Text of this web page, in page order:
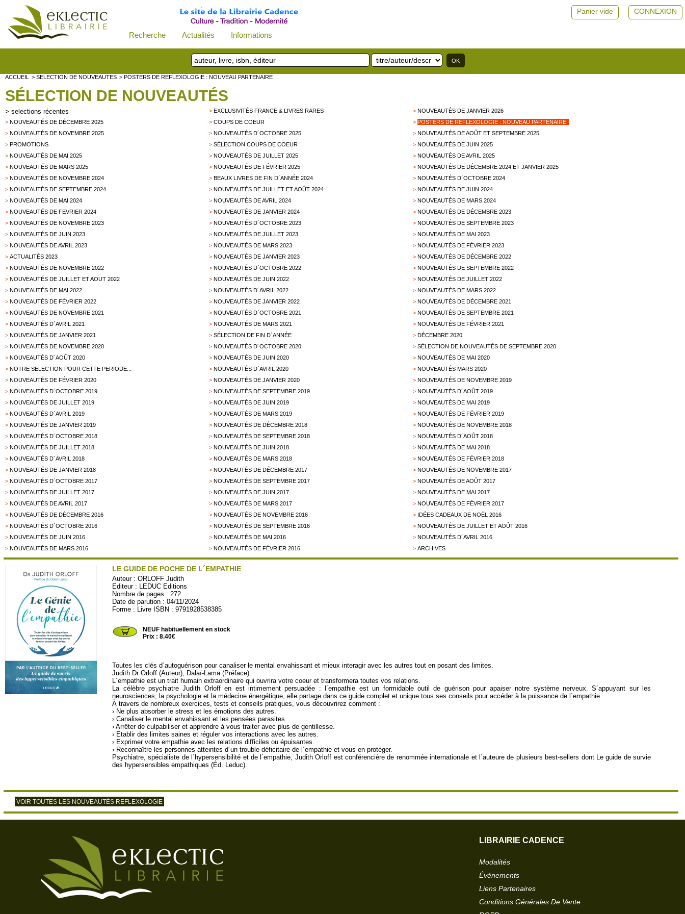
Recherche Actualités Informations
CONNEXION
Panier vide
ACCUEIL > SELECTION DE NOUVEAUTES > POSTERS DE REFLEXOLOGIE : NOUVEAU PARTENAIRE
SÉLECTION DE NOUVEAUTÉS
> selections récentes >EXCLUSIVITÉS FRANCE & LIVRES RARES >NOUVEAUTÉS DE JANVIER 2026
> NOUVEAUTÉS DE DÉCEMBRE 2025 >COUPS DE COEUR > POSTERS DE REFLEXOLOGIE : NOUVEAU PARTENAIRE
> NOUVEAUTÉS DE NOVEMBRE 2025 >NOUVEAUTÉS D´OCTOBRE 2025 >NOUVEAUTÉS DE AOÛT ET SEPTEMBRE 2025
> PROMOTIONS >SÉLECTION COUPS DE COEUR >NOUVEAUTÉS DE JUIN 2025
> NOUVEAUTÉS DE MAI 2025 >NOUVEAUTÉS DE JUILLET 2025 >NOUVEAUTÉS DE AVRIL 2025
> NOUVEAUTÉS DE MARS 2025 >NOUVEAUTÉS DE FÉVRIER 2025 >NOUVEAUTÉS DE DÉCEMBRE 2024 ET JANVIER 2025
> NOUVEAUTÉS DE NOVEMBRE 2024 >BEAUX LIVRES DE FIN D´ANNÉE 2024 >NOUVEAUTÉS D´OCTOBRE 2024
> NOUVEAUTÉS DE SEPTEMBRE 2024 >NOUVEAUTÉS DE JUILLET ET AOÛT 2024 >NOUVEAUTÉS DE JUIN 2024
> NOUVEAUTÉS DE MAI 2024 >NOUVEAUTÉS DE AVRIL 2024 >NOUVEAUTÉS DE MARS 2024
> NOUVEAUTÉS DE FEVRIER 2024 >NOUVEAUTÉS DE JANVIER 2024 >NOUVEAUTÉS DE DÉCEMBRE 2023
> NOUVEAUTÉS DE NOVEMBRE 2023 >NOUVEAUTÉS D´OCTOBRE 2023 >NOUVEAUTÉS DE SEPTEMBRE 2023
> NOUVEAUTÉS DE JUIN 2023 >NOUVEAUTÉS DE JUILLET 2023 >NOUVEAUTÉS DE MAI 2023
> NOUVEAUTÉS DE AVRIL 2023 >NOUVEAUTÉS DE MARS 2023 >NOUVEAUTÉS DE FÉVRIER 2023
> ACTUALITÉS 2023 >NOUVEAUTÉS DE JANVIER 2023 >NOUVEAUTÉS DE DÉCEMBRE 2022
> NOUVEAUTÉS DE NOVEMBRE 2022 >NOUVEAUTÉS D´OCTOBRE 2022 >NOUVEAUTÉS DE SEPTEMBRE 2022
> NOUVEAUTÉS DE JUILLET ET AOUT 2022 >NOUVEAUTÉS DE JUIN 2022 >NOUVEAUTÉS DE JUILLET 2022
> NOUVEAUTÉS DE MAI 2022 >NOUVEAUTÉS D´AVRIL 2022 >NOUVEAUTÉS DE MARS 2022
> NOUVEAUTÉS DE FÉVRIER 2022 >NOUVEAUTÉS DE JANVIER 2022 >NOUVEAUTÉS DE DÉCEMBRE 2021
> NOUVEAUTÉS DE NOVEMBRE 2021 >NOUVEAUTÉS D´OCTOBRE 2021 >NOUVEAUTÉS DE SEPTEMBRE 2021
> NOUVEAUTÉS D´AVRIL 2021 >NOUVEAUTÉS DE MARS 2021 >NOUVEAUTÉS DE FÉVRIER 2021
> NOUVEAUTÉS DE JANVIER 2021 >SÉLECTION DE FIN D´ANNÉE >DÉCEMBRE 2020
> NOUVEAUTÉS DE NOVEMBRE 2020 >NOUVEAUTÉS D´OCTOBRE 2020 >SÉLECTION DE NOUVEAUTÉS DE SEPTEMBRE 2020
> NOUVEAUTÉS D´AOÛT 2020 >NOUVEAUTÉS DE JUIN 2020 >NOUVEAUTÉS DE MAI 2020
> NOTRE SELECTION POUR CETTE PERIODE... >NOUVEAUTÉS D´AVRIL 2020 >NOUVEAUTÉS MARS 2020
> NOUVEAUTÉS DE FÉVRIER 2020 >NOUVEAUTÉS DE JANVIER 2020 >NOUVEAUTÉS DE NOVEMBRE 2019
> NOUVEAUTÉS D´OCTOBRE 2019 >NOUVEAUTÉS DE SEPTEMBRE 2019 >NOUVEAUTÉS D´AOÛT 2019
> NOUVEAUTÉS DE JUILLET 2019 >NOUVEAUTÉS DE JUIN 2019 >NOUVEAUTÉS DE MAI 2019
> NOUVEAUTÉS D´AVRIL 2019 >NOUVEAUTÉS DE MARS 2019 >NOUVEAUTÉS DE FÉVRIER 2019
> NOUVEAUTÉS DE JANVIER 2019 >NOUVEAUTÉS DE DÉCEMBRE 2018 >NOUVEAUTÉS DE NOVEMBRE 2018
> NOUVEAUTÉS D´OCTOBRE 2018 >NOUVEAUTÉS DE SEPTEMBRE 2018 >NOUVEAUTÉS D´AOÛT 2018
> NOUVEAUTÉS DE JUILLET 2018 >NOUVEAUTÉS DE JUIN 2018 >NOUVEAUTÉS DE MAI 2018
> NOUVEAUTÉS D´AVRIL 2018 >NOUVEAUTÉS DE MARS 2018 >NOUVEAUTÉS DE FÉVRIER 2018
> NOUVEAUTÉS DE JANVIER 2018 >NOUVEAUTÉS DE DÉCEMBRE 2017 >NOUVEAUTÉS DE NOVEMBRE 2017
> NOUVEAUTÉS D´OCTOBRE 2017 >NOUVEAUTÉS DE SEPTEMBRE 2017 >NOUVEAUTÉS DE AOÛT 2017
> NOUVEAUTÉS DE JUILLET 2017 >NOUVEAUTÉS DE JUIN 2017 >NOUVEAUTÉS DE MAI 2017
> NOUVEAUTÉS DE AVRIL 2017 >NOUVEAUTÉS DE MARS 2017 >NOUVEAUTÉS DE FÉVRIER 2017
> NOUVEAUTÉS DE DÉCEMBRE 2016 >NOUVEAUTÉS DE NOVEMBRE 2016 > IDÉES CADEAUX DE NOËL 2016
> NOUVEAUTÉS D´OCTOBRE 2016 >NOUVEAUTÉS DE SEPTEMBRE 2016 >NOUVEAUTÉS DE JUILLET ET AOÛT 2016
> NOUVEAUTÉS DE JUIN 2016 >NOUVEAUTÉS DE MAI 2016 >NOUVEAUTÉS D´AVRIL 2016
> NOUVEAUTÉS DE MARS 2016 >NOUVEAUTÉS DE FÉVRIER 2016 >ARCHIVES
LE GUIDE DE POCHE DE L´EMPATHIE
Auteur :ORLOFF Judith
Editeur : LEDUC Editions
Nombre de pages : 272
Date de parution : 04/11/2024
Forme : Livre ISBN : 9791928538385
NEUF habituellement en stock
Prix : 8.40€
Toutes les clés d´autoguérison pour canaliser le mental envahissant et mieux interagir avec les autres tout en posant des limites.
Judith Dr Orloff (Auteur), Dalaï-Lama (Préface)
L´empathie est un trait humain extraordinaire qui ouvrira votre coeur et transformera toutes vos relations.
La célèbre psychiatre Judith Orloff en est intimement persuadée : l´empathie est un formidable outil de guérison pour apaiser notre système nerveux. S´appuyant sur les
neurosciences, la psychologie et la médecine énergétique, elle partage dans ce guide complet et unique tous ses conseils pour accéder à la puissance de l´empathie.
À travers de nombreux exercices, tests et conseils pratiques, vous découvrirez comment :
› Ne plus absorber le stress et les émotions des autres.
› Canaliser le mental envahissant et les pensées parasites.
› Arrêter de culpabiliser et apprendre à vous traiter avec plus de gentillesse.
› Etablir des limites saines et réguler vos interactions avec les autres.
› Exprimer votre empathie avec les relations difficiles ou épuisantes.
› Reconnaître les personnes atteintes d´un trouble déficitaire de l´empathie et vous en protéger.
Psychiatre, spécialiste de l´hypersensibilité et de l´empathie, Judith Orloff est conférencière de renommée internationale et l´auteure de plusieurs best-sellers dont Le guide de survie
des hypersensibles empathiques (Éd. Leduc).
VOIR TOUTES LES NOUVEAUTÉS REFLEXOLOGIE
LIBRAIRIE CADENCE
Modalités
Événements
Liens Partenaires
Conditions Générales De Vente